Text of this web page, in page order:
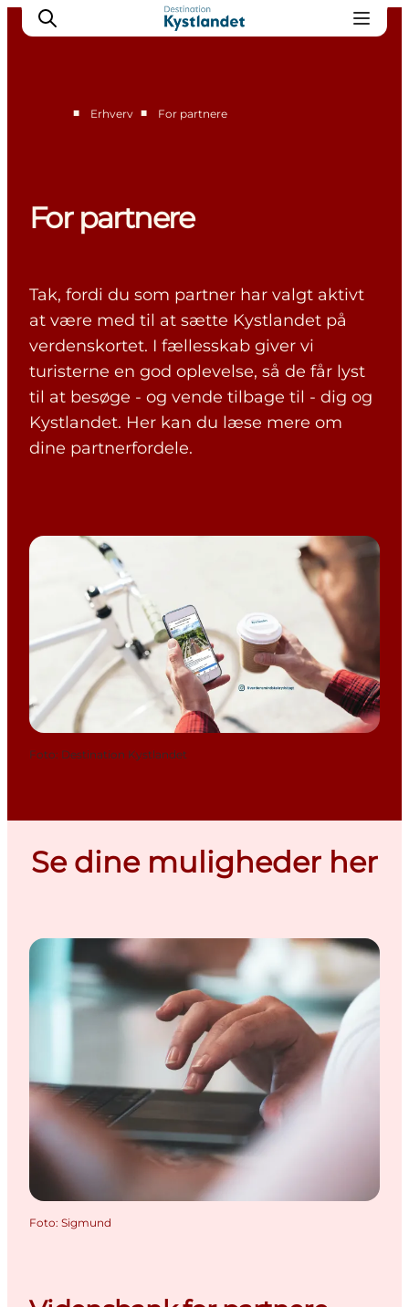
Nyheder
For partnere
Kontakt
■ Erhverv ■ For partnere
For partnere
Tak, fordi du som partner har valgt aktivt
at være med til at sætte Kystlandet på
verdenskortet. I fællesskab giver vi
turisterne en god oplevelse, så de får lyst
til at besøge - og vende tilbage til - dig og
Kystlandet. Her kan du læse mere om
dine partnerfordele.
Foto: Destination Kystlandet
Se dine muligheder her
Foto: Sigmund